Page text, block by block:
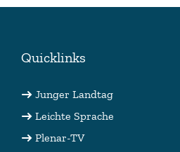
Quicklinks
Junger Landtag
Leichte Sprache
Plenar-TV